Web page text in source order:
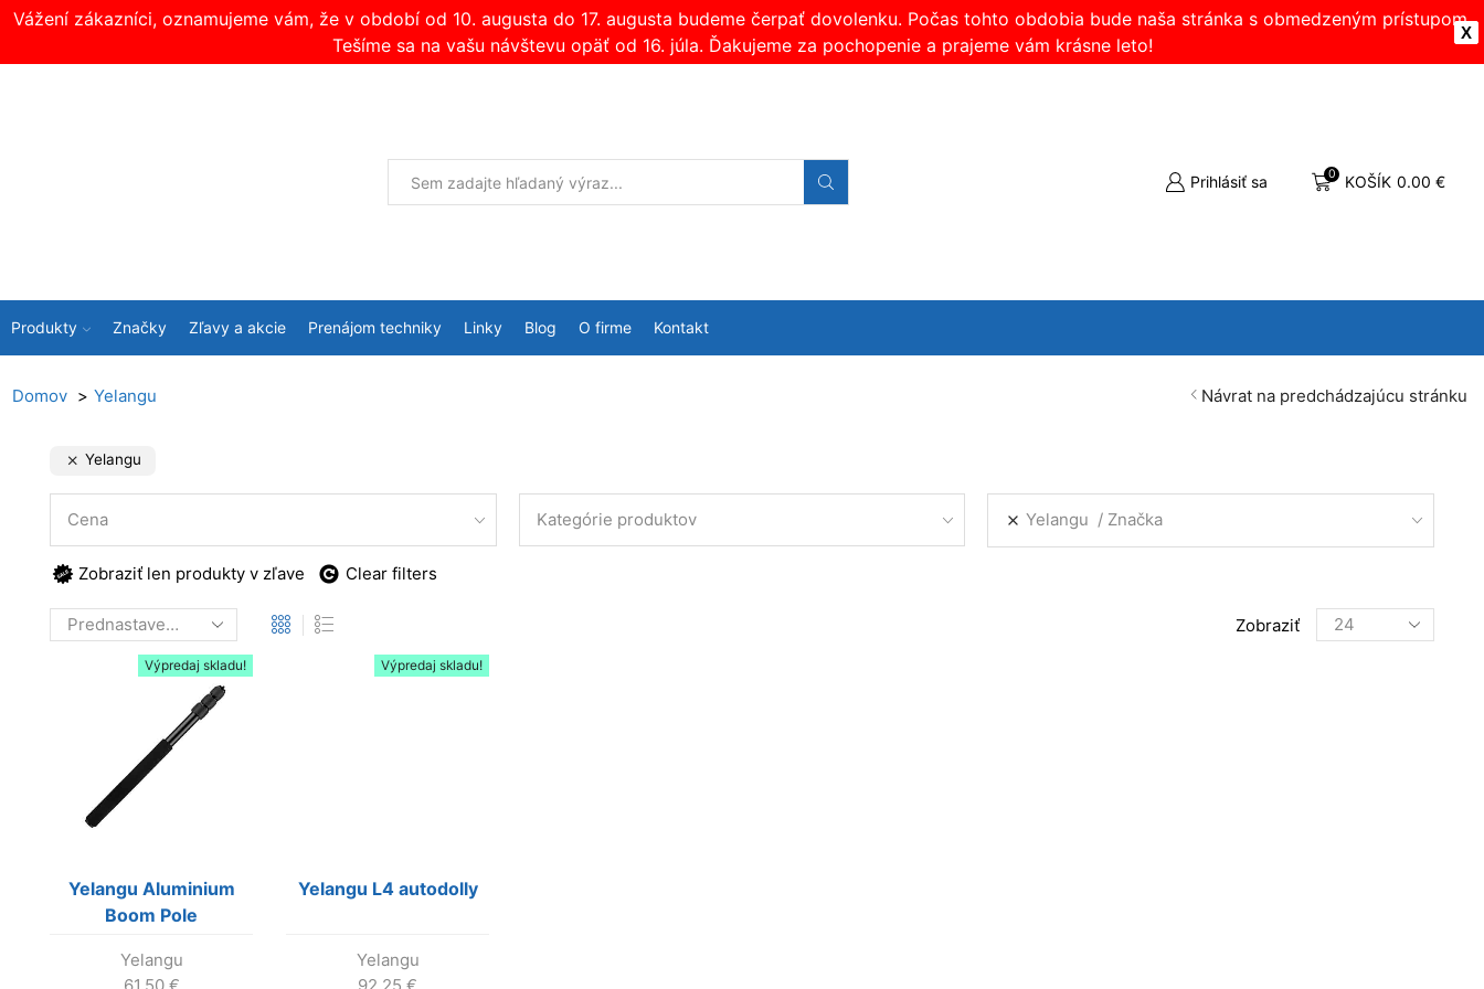
X
Vážení zákazníci, oznamujeme vám, že v období od 10. augusta do 17. augusta budeme čerpať dovolenku. Počas tohto obdobia bude naša stránka s obmedzeným prístupom.
Tešíme sa na vašu návštevu opäť od 16. júla. Ďakujeme za pochopenie a prajeme vám krásne leto!
Prihlásiť sa 0 KOŠÍK 0.00 €
Produkty Značky Zľavy a akcie Prenájom techniky Linky Blog O firme Kontakt
Domov Yelangu Návrat na predchádzajúcu stránku
Yelangu
Cena Kategórie produktov Yelangu Značka
Zobraziť len produkty v zľave Clear filters
Zobraziť
Products
per
Výpredaj skladu!
Yelangu Aluminium
Boom Pole
Yelangu
Výpredaj skladu!
Yelangu L4 autodolly
Yelangu